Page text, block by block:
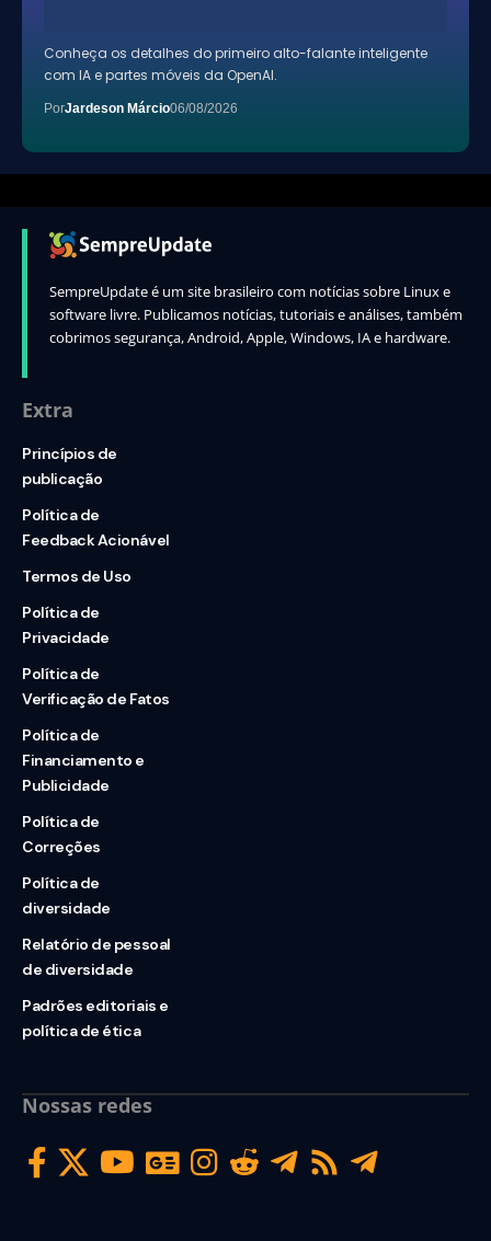
Conheça os detalhes do primeiro alto-falante inteligente
com IA e partes móveis da OpenAI.
PorJardeson Márcio06/08/2026
SempreUpdate é um site brasileiro com notícias sobre Linux e
software livre. Publicamos notícias, tutoriais e análises, também
cobrimos segurança, Android, Apple, Windows, IA e hardware.
Extra
Princípios de
publicação
Política de
Feedback Acionável
Termos de Uso
Política de
Privacidade
Política de
Verificação de Fatos
Política de
Financiamento e
Publicidade
Política de
Correções
Política de
diversidade
Relatório de pessoal
de diversidade
Padrões editoriais e
política de ética
Nossas redes